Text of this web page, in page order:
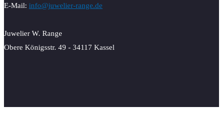
E-Mail: info@juwelier-range.de
Juwelier W. Range
Obere Königsstr. 49 - 34117 Kassel